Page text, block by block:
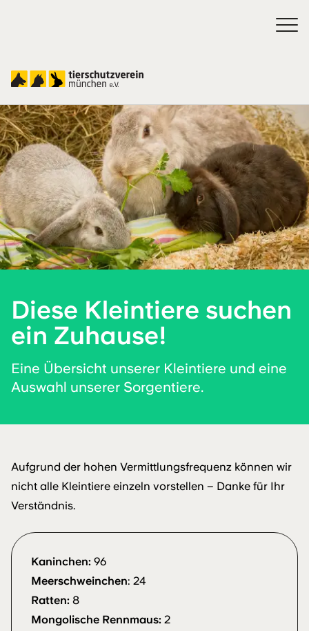
Diese Kleintiere suchen
ein Zuhause!
Eine Übersicht unserer Kleintiere und eine
Auswahl unserer Sorgentiere.
Aufgrund der hohen Vermittlungsfrequenz können wir
nicht alle Kleintiere einzeln vorstellen – Danke für Ihr
Verständnis.
Kaninchen: 96
Meerschweinchen: 24
Ratten: 8
Mongolische Rennmaus: 2